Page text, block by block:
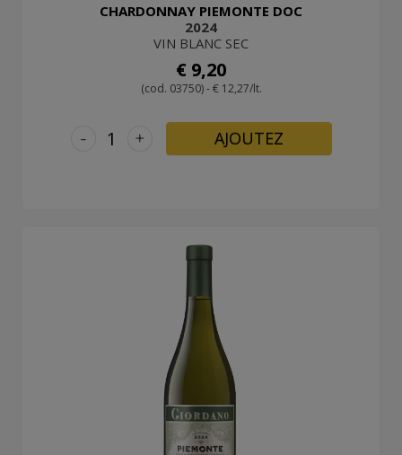
CHARDONNAY PIEMONTE DOC
2024
VIN BLANC SEC
€ 9,20
(cod. 03750) - € 12,27/lt.
+
- AJOUTEZ